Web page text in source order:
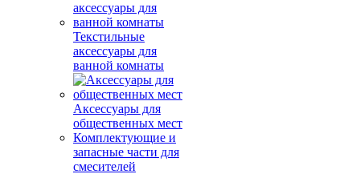
Текстильные
аксессуары для
ванной комнаты
Аксессуары для
общественных мест
Комплектующие и
запасные части для
смесителей